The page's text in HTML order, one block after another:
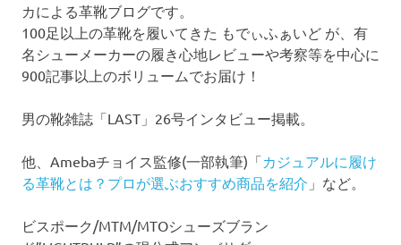
カによる革靴ブログです。
100足以上の革靴を履いてきた もでぃふぁいど が、有
名シューメーカーの履き心地レビューや考察等を中心に
900記事以上のボリュームでお届け！
男の靴雑誌「LAST」26号インタビュー掲載。
他、Amebaチョイス監修(一部執筆)「カジュアルに履け
る革靴とは？プロが選ぶおすすめ商品を紹介 」など。
ビスポーク/MTM/MTOシューズブラン